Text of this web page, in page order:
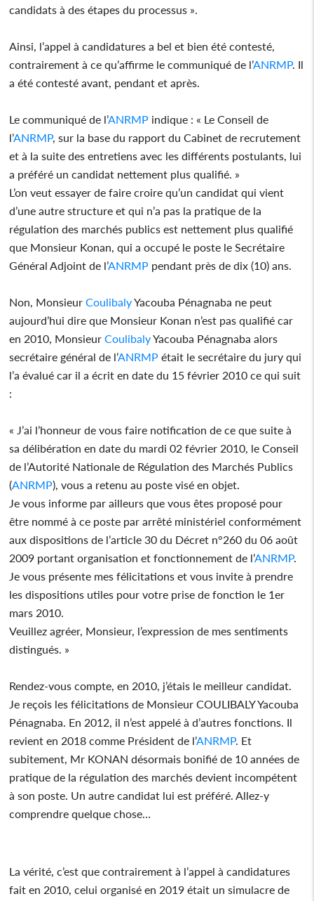
candidats à des étapes du processus ».
Ainsi, l’appel à candidatures a bel et bien été contesté,
contrairement à ce qu’affirme le communiqué de l’ANRMP. Il
a été contesté avant, pendant et après.
Le communiqué de l’ANRMP indique : « Le Conseil de
l’ANRMP, sur la base du rapport du Cabinet de recrutement
et à la suite des entretiens avec les différents postulants, lui
a préféré un candidat nettement plus qualifié. »
L’on veut essayer de faire croire qu’un candidat qui vient
d’une autre structure et qui n’a pas la pratique de la
régulation des marchés publics est nettement plus qualifié
que Monsieur Konan, qui a occupé le poste le Secrétaire
Général Adjoint de l’ANRMP pendant près de dix (10) ans.
Non, MonsieurCoulibalyYacouba Pénagnaba ne peut
aujourd’hui dire que Monsieur Konan n’est pas qualifié car
en 2010, MonsieurCoulibalyYacouba Pénagnaba alors
secrétaire général de l’ANRMP était le secrétaire du jury qui
l’a évalué car il a écrit en date du 15 février 2010 ce qui suit
:
« J’ai l’honneur de vous faire notification de ce que suite à
sa délibération en date du mardi 02 février 2010, le Conseil
de l’Autorité Nationale de Régulation des Marchés Publics
(ANRMP), vous a retenu au poste visé en objet.
Je vous informe par ailleurs que vous êtes proposé pour
être nommé à ce poste par arrêté ministériel conformément
aux dispositions de l’article 30 du Décret n°260 du 06 août
2009 portant organisation et fonctionnement de l’ANRMP.
Je vous présente mes félicitations et vous invite à prendre
les dispositions utiles pour votre prise de fonction le 1er
mars 2010.
Veuillez agréer, Monsieur, l’expression de mes sentiments
distingués. »
Rendez-vous compte, en 2010, j’étais le meilleur candidat.
Je reçois les félicitations de Monsieur COULIBALY Yacouba
Pénagnaba. En 2012, il n’est appelé à d’autres fonctions. Il
revient en 2018 comme Président de l’ANRMP. Et
subitement, Mr KONAN désormais bonifié de 10 années de
pratique de la régulation des marchés devient incompétent
à son poste. Un autre candidat lui est préféré. Allez-y
comprendre quelque chose…
La vérité, c’est que contrairement à l’appel à candidatures
fait en 2010, celui organisé en 2019 était un simulacre de